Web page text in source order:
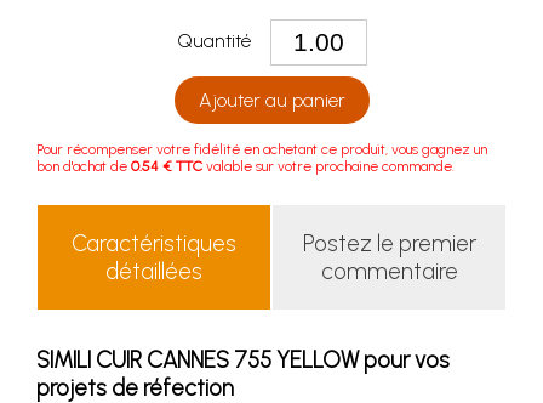
Quantité
Ajouter au panier
Pour récompenser votre fidélité en achetant ce produit, vous gagnez un
bon d'achat de 0.54 € TTC valable sur votre prochaine commande.
Caractéristiques
détaillées
Postez le premier
commentaire
SIMILI CUIR CANNES 755 YELLOW pour vos
projets de réfection